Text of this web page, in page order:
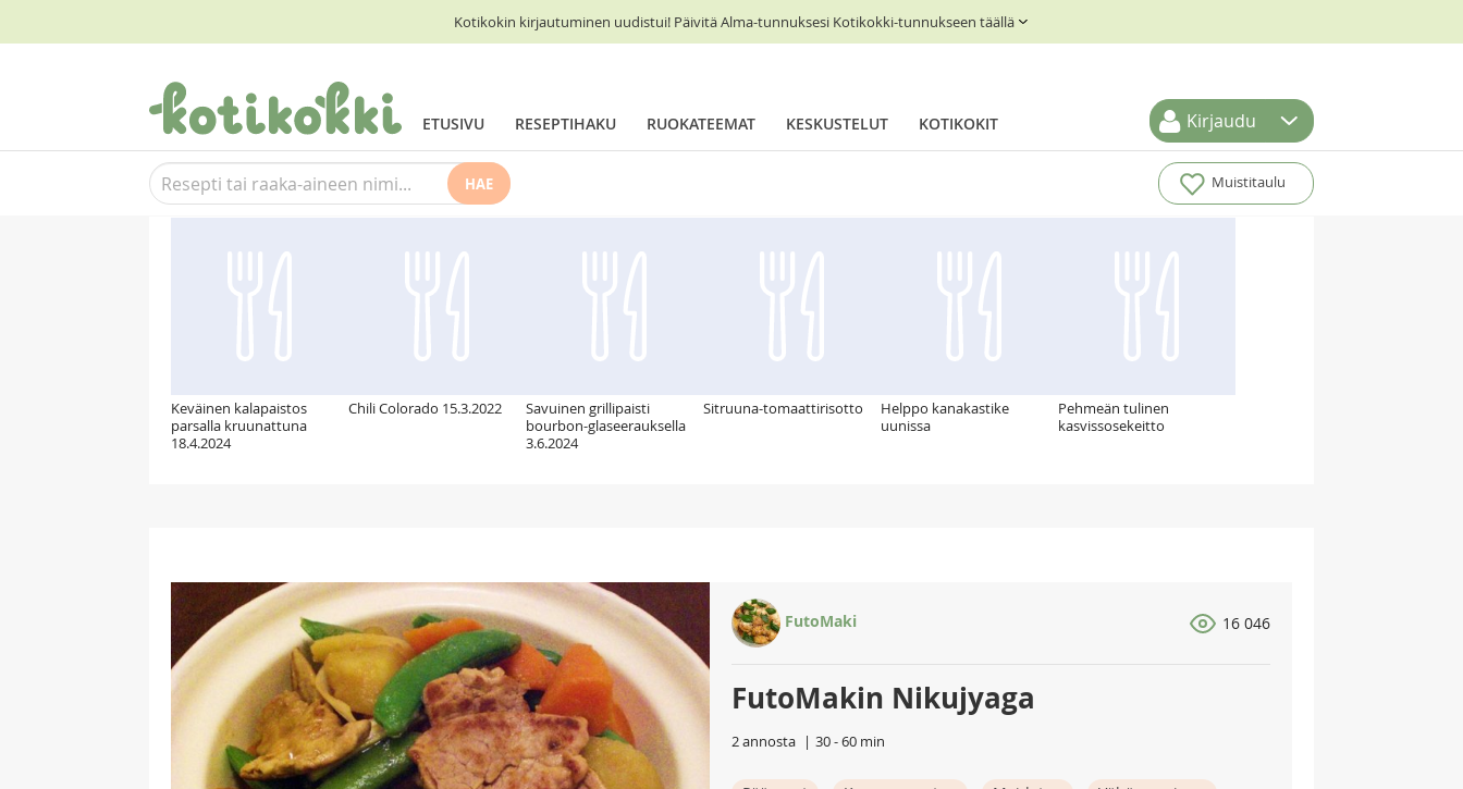
Kotikokin kirjautuminen uudistui! Päivitä Alma-tunnuksesi Kotikokki-tunnukseen täällä
ETUSIVU RESEPTIHAKU RUOKATEEMAT KESKUSTELUT KOTIKOKIT Kirjaudu
HAE Muistitaulu
Suosittelemme myös
Keväinen kalapaistos
parsalla kruunattuna
18.4.2024
Chili Colorado 15.3.2022
Savuinen grillipaisti
bourbon-glaseerauksella
3.6.2024
Sitruuna-tomaattirisotto
Helppo kanakastike
uunissa
Pehmeän tulinen
kasvissosekeitto
FutoMaki 16 046
FutoMakin Nikujyaga
2 annosta 30 - 60 min